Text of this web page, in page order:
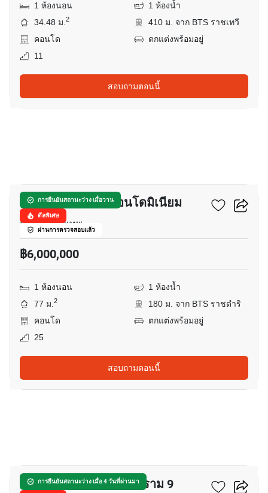
1 ห้องนอน
1 ห้องน้ำ
34.48 ม.2
410 ม. จาก BTS ราชเทวี
คอนโด
ตกแต่งพร้อมอยู่
11
สอบถามตอนนี้
การยืนยันสถานะว่าง เมื่อวาน
ดีลพิเศษ
ผ่านการตรวจสอบแล้ว
บ้านราชประสงค์ คอนโดมิเนียม
ลุมพินี, กรุงเทพ
฿6,000,000
1 ห้องนอน
1 ห้องน้ำ
77 ม.2
180 ม. จาก BTS ราชดำริ
คอนโด
ตกแต่งพร้อมอยู่
25
สอบถามตอนนี้
การยืนยันสถานะว่าง เมื่อ 4 วันที่ผ่านมา
เดอะ เบส การ์เด้น - พระราม 9